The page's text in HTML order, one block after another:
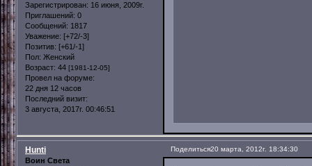
Зарегистрирован: 16 июня, 2009г.
Приглашений: 0
Сообщений: 1817
Уважение: [+72/-3]
Позитив: [+61/-1]
Пол: Женский
Возраст: 44 [1981-12-05]
Провел на форуме:
22 дня 12 часов
Последний визит:
3 августа, 2017г. 00:46:51
Поделиться20 марта, 2012г. 18:34:30
Hunti
Воин Света